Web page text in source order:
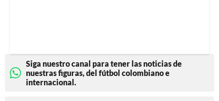
Siga nuestro canal para tener las noticias de
nuestras figuras, del fútbol colombiano e
internacional.